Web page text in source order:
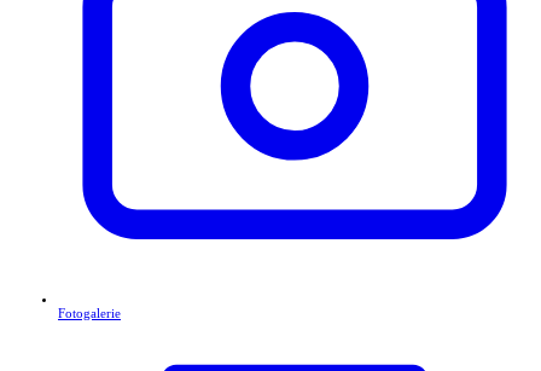
Fotogalerie